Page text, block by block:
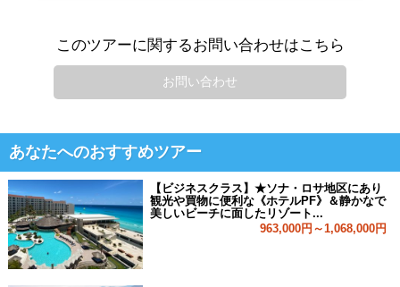
このツアーに関するお問い合わせはこちら
お問い合わせ
あなたへのおすすめツアー
【ビジネスクラス】★ソナ・ロサ地区にあり
観光や買物に便利な《ホテルPF》＆静かなで
美しいビーチに面したリゾート...
963,000円～1,068,000円